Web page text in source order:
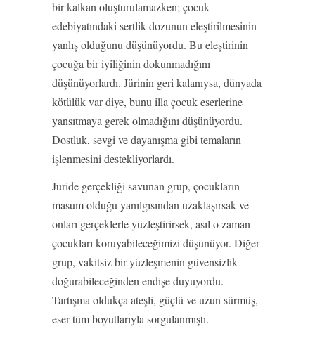
bir kalkan oluşturulamazken; çocuk
edebiyatındaki sertlik dozunun eleştirilmesinin
yanlış olduğunu düşünüyordu. Bu eleştirinin
çocuğa bir iyiliğinin dokunmadığını
düşünüyorlardı. Jürinin geri kalanıysa, dünyada
kötülük var diye, bunu illa çocuk eserlerine
yansıtmaya gerek olmadığını düşünüyordu.
Dostluk, sevgi ve dayanışma gibi temaların
işlenmesini destekliyorlardı.
Jüride gerçekliği savunan grup, çocukların
masum olduğu yanılgısından uzaklaşırsak ve
onları gerçeklerle yüzleştirirsek, asıl o zaman
çocukları koruyabileceğimizi düşünüyor. Diğer
grup, vakitsiz bir yüzleşmenin güvensizlik
doğurabileceğinden endişe duyuyordu.
Tartışma oldukça ateşli, güçlü ve uzun sürmüş,
eser tüm boyutlarıyla sorgulanmıştı.